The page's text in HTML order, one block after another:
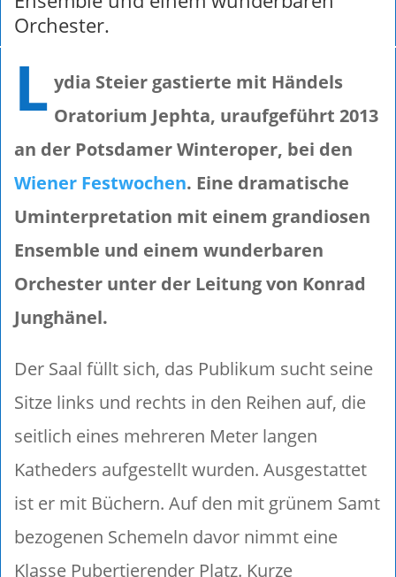
Orchester.
L ydia Steier gastierte mit Händels
Oratorium Jephta, uraufgeführt 2013
an der Potsdamer Winteroper, bei den
Wiener Festwochen. Eine dramatische
Uminterpretation mit einem grandiosen
Ensemble und einem wunderbaren
Orchester unter der Leitung von Konrad
Junghänel.
Der Saal füllt sich, das Publikum sucht seine
Sitze links und rechts in den Reihen auf, die
seitlich eines mehreren Meter langen
Katheders aufgestellt wurden. Ausgestattet
ist er mit Büchern. Auf den mit grünem Samt
bezogenen Schemeln davor nimmt eine
Klasse Pubertierender Platz. Kurze